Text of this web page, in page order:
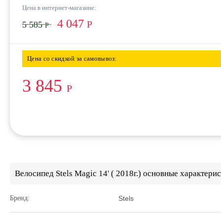
Цена в интернет-магазине:
5 585Р 4 047 Р
Цена со скидкой за самовывоз:
3 845 Р
Велосипед Stels Magic 14' ( 2018г.) основные
Бренд: Stels